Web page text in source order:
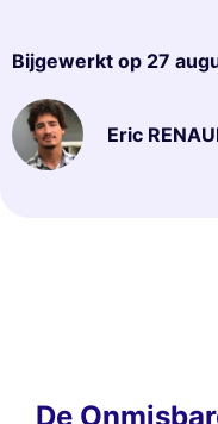
Bijgewerkt op 27
Eric
De